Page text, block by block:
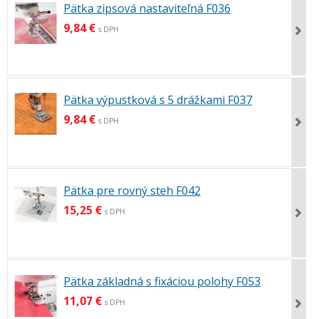
Pätka zipsová nastaviteľná F036
9,84 € s DPH
Pätka výpustková s 5 drážkami F037
9,84 € s DPH
Pätka pre rovný steh F042
15,25 € s DPH
Pätka základná s fixáciou polohy F053
11,07 € s DPH